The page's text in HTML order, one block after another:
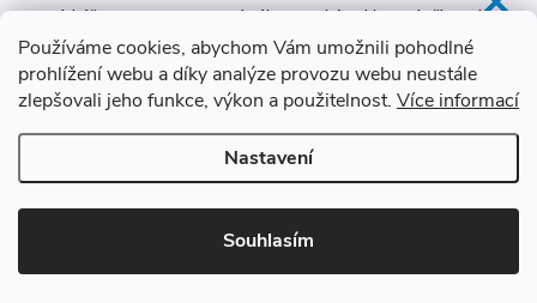
Používáme cookies, abychom Vám umožnili pohodlné
prohlížení webu a díky analýze provozu webu neustále
zlepšovali jeho funkce, výkon a použitelnost. Více informací
Nastavení
Souhlasím
ZískášSLEVU 5 %na první nákup a také exkluzivní přístup k
novinkám, slevám a dalším speciálním nabídkám.*
Ano, chci se přihlásit
Zásady zpracování osobních údajů
*Sleva neplatí na vany s dvířky AVO a VOVO